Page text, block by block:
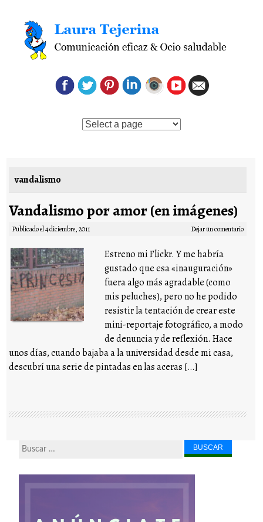
Saltar al contenido
vandalismo
Vandalismo por amor (en imágenes)
Publicado el4 diciembre, 2011 Dejar un comentario
Estreno mi Flickr. Y me habría
gustado que esa «inauguración»
fuera algo más agradable (como
mis peluches), pero no he podido
resistir la tentación de crear este
mini-reportaje fotográfico, a modo
de denuncia y de reflexión. Hace
unos días, cuando bajaba a la universidad desde mi casa,
descubrí una serie de pintadas en las aceras […]
Buscar...